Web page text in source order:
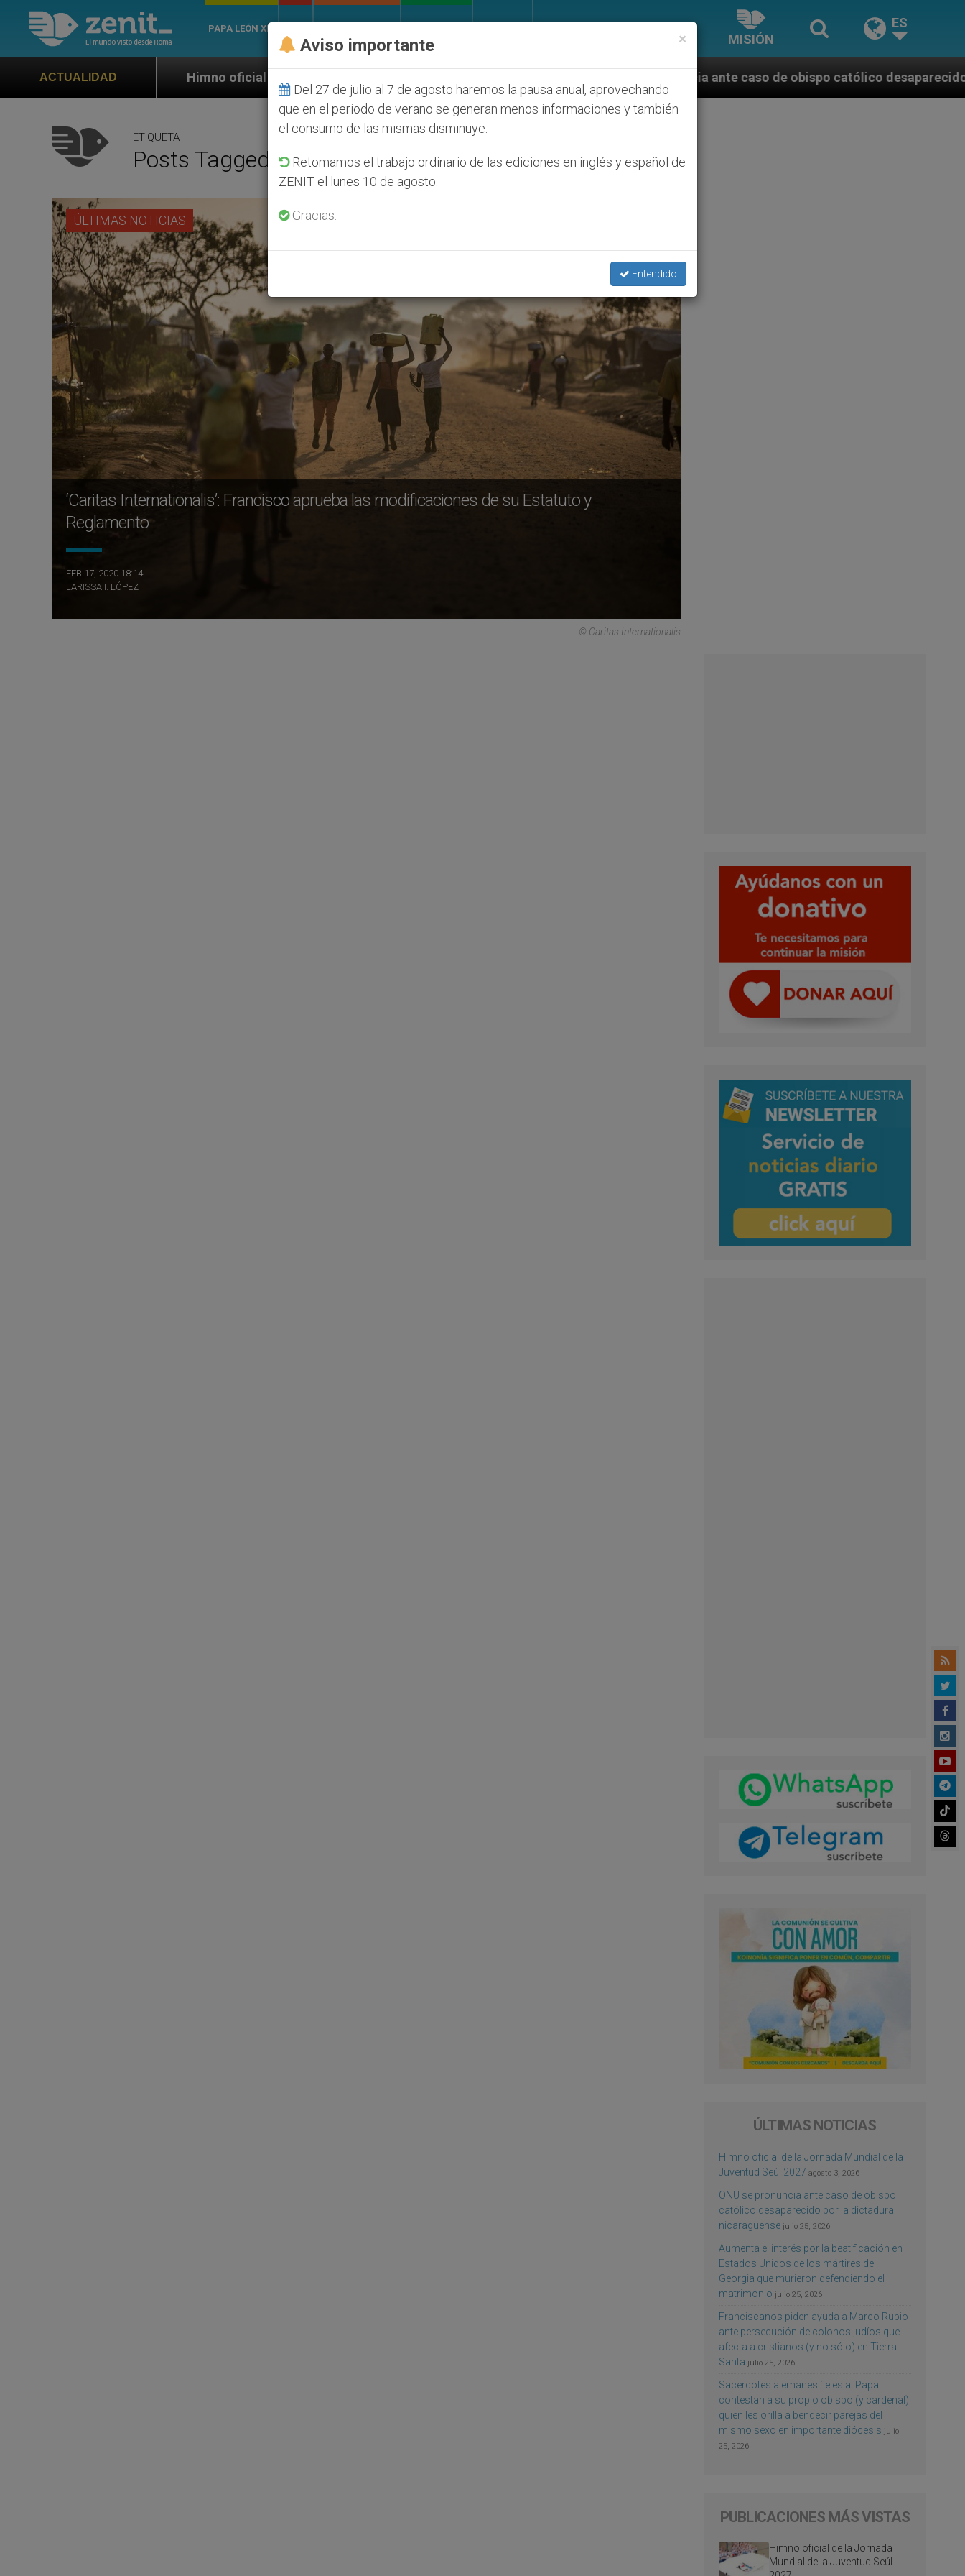
PAPA LEÓN XIV
MISIÓN
ES
ACTUALIDAD
Himno oficial de la Jornada Mundial de la Juventud Seúl 2027 ONU se pronuncia ante caso de obispo católico desaparecido por la dictadura
ETIQUETA
Posts Tagged ‘reglamento Interno’
ÚLTIMAS NOTICIAS
‘Caritas Internationalis’: Francisco aprueba las modificaciones de su Estatuto y
Reglamento
FEB 17, 2020 18:14
LARISSA I. LÓPEZ
© Caritas Internationalis
ÚLTIMAS NOTICIAS
Himno oficial de la Jornada Mundial de la
Juventud Seúl 2027 agosto 3, 2026
ONU se pronuncia ante caso de obispo
católico desaparecido por la dictadura
nicaragüense julio 25, 2026
Aumenta el interés por la beatificación en
Estados Unidos de los mártires de
Georgia que murieron defendiendo el
matrimonio julio 25, 2026
Franciscanos piden ayuda a Marco Rubio
ante persecución de colonos judíos que
afecta a cristianos (y no sólo) en Tierra
Santa julio 25, 2026
Sacerdotes alemanes fieles al Papa
contestan a su propio obispo (y cardenal)
quien les orilla a bendecir parejas del
mismo sexo en importante diócesis julio
25, 2026
PUBLICACIONES MÁS VISTAS
Himno oficial de la Jornada
Mundial de la Juventud Seúl
×
Aviso importante
Del 27 de julio al 7 de agosto haremos la pausa anual, aprovechando
que en el periodo de verano se generan menos informaciones y también
el consumo de las mismas disminuye.
Retomamos el trabajo ordinario de las ediciones en inglés y español de
ZENIT el lunes 10 de agosto.
Gracias.
Entendido